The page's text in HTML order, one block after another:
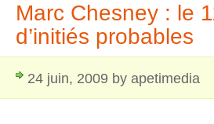
Marc Chesney : le
d’initiés probables
24 juin, 2009 by apetimedia